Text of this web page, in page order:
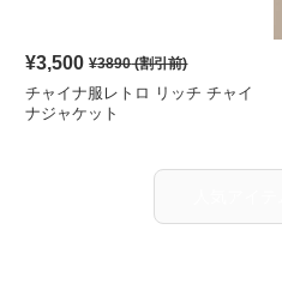
¥3,500 ¥3890(割引前)
チャイナ服レトロ リッチ チャイ
ナジャケット